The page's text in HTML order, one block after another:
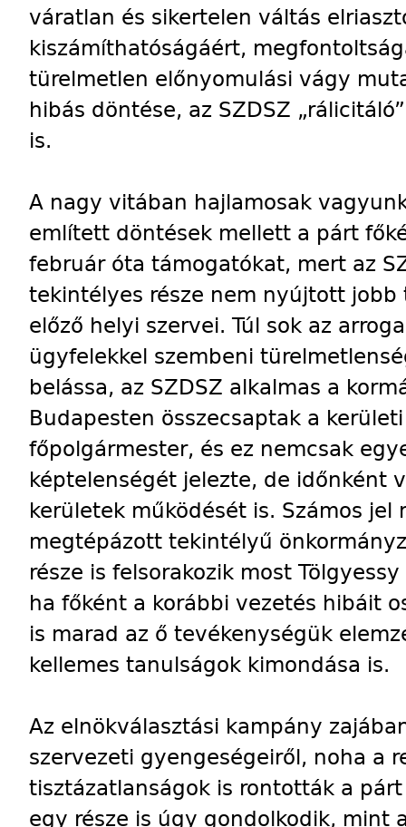
váratlan és sikertelen váltás
kiszámíthatóságáért,
türelmetlen előnyomulási vágy
hibás döntése, az SZDSZ
is.
A nagy vitában hajlamosak
említett döntések mellett a párt
február óta támogatókat, mert az
tekintélyes része nem nyújtott
előző helyi szervei. Túl sok az
ügyfelekkel szembeni
belássa, az SZDSZ alkalmas a
Budapesten összecsaptak a
főpolgármester, és ez nemcsak
képtelenségét jelezte, de időnként
kerületek működését is. Számos
megtépázott tekintélyű
része is felsorakozik most
ha főként a korábbi vezetés hibáit
is marad az ő tevékenységük
kellemes tanulságok kimondása is.
Az elnökválasztási kampány
szervezeti gyengeségeiről, noha a
tisztázatlanságok is rontották a
egy része is úgy gondolkodik, mint